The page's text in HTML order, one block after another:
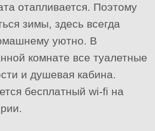
отапливается. Поэтому
зимы, здесь всегда
уютно. В
комнате все туалетные
и душевая кабина.
бесплатный wi-fi на